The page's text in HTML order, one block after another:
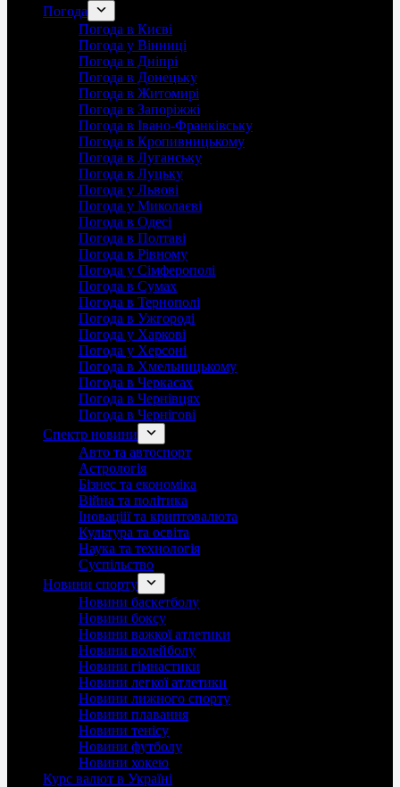
Погода
Погода в Києві
Погода у Вінниці
Погода в Дніпрі
Погода в Донецьку
Погода в Житомирі
Погода в Запоріжжі
Погода в Івано-Франківську
Погода в Кропивницькому
Погода в Луганську
Погода в Луцьку
Погода у Львові
Погода у Миколаєві
Погода в Одесі
Погода в Полтаві
Погода в Рівному
Погода у Сімферополі
Погода в Сумах
Погода в Тернополі
Погода в Ужгороді
Погода у Харкові
Погода у Херсоні
Погода в Хмельницькому
Погода в Черкасах
Погода в Чернівцях
Погода в Чернігові
Спектр новини
Авто та автоспорт
Астрологія
Бізнес та економіка
Війна та політика
Іноваціії та криптовалюта
Культура та освіта
Наука та технологія
Суспільство
Новини спорту
Новини баскетболу
Новини боксу
Новини важкої атлетики
Новини волейболу
Новини гімнастики
Новини легкої атлетики
Новини лижного спорту
Новини плавання
Новини тенісу
Новини футболу
Новини хокею
Курс валют в Україні